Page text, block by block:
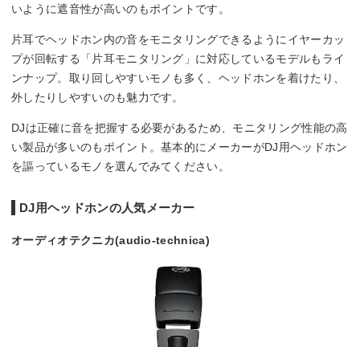
いように遮音性が高いのもポイントです。
片耳でヘッドホン内の音をモニタリングできるようにイヤーカッ
プが回転する「片耳モニタリング」に対応しているモデルもライ
ンナップ。取り回しやすいモノも多く、ヘッドホンを着けたり、
外したりしやすいのも魅力です。
DJは正確に音を把握する必要があるため、モニタリング性能の高
い製品が多いのもポイント。基本的にメーカーがDJ用ヘッドホン
を謳っているモノを選んでみてください。
DJ用ヘッドホンの人気メーカー
オーディオテクニカ(audio-technica)